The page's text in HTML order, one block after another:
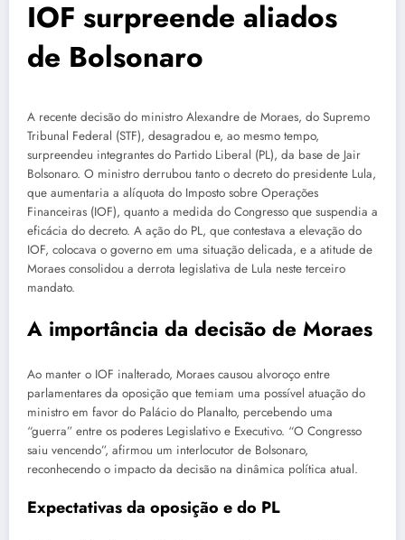
IOF surpreende aliados
de Bolsonaro
A recente decisão do ministro Alexandre de Moraes, do Supremo
Tribunal Federal (STF), desagradou e, ao mesmo tempo,
surpreendeu integrantes do Partido Liberal (PL), da base de Jair
Bolsonaro. O ministro derrubou tanto o decreto do presidente Lula,
que aumentaria a alíquota do Imposto sobre Operações
Financeiras (IOF), quanto a medida do Congresso que suspendia a
eficácia do decreto. A ação do PL, que contestava a elevação do
IOF, colocava o governo em uma situação delicada, e a atitude de
Moraes consolidou a derrota legislativa de Lula neste terceiro
mandato.
A importância da decisão de Moraes
Ao manter o IOF inalterado, Moraes causou alvoroço entre
parlamentares da oposição que temiam uma possível atuação do
ministro em favor do Palácio do Planalto, percebendo uma
“guerra” entre os poderes Legislativo e Executivo. “O Congresso
saiu vencendo”, afirmou um interlocutor de Bolsonaro,
reconhecendo o impacto da decisão na dinâmica política atual.
Expectativas da oposição e do PL